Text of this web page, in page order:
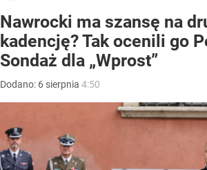
Nawrocki ma szansę na
kadencję? Tak ocenili go
Sondaż dla „Wprost”
Dodano: 6 sierpnia 4:50